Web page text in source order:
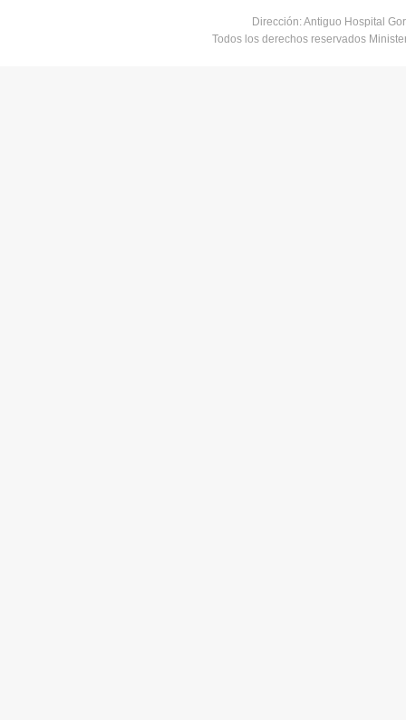
Dirección: Antiguo Hospital
Todos los derechos reservados